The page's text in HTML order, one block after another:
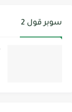
سوبر قول 2